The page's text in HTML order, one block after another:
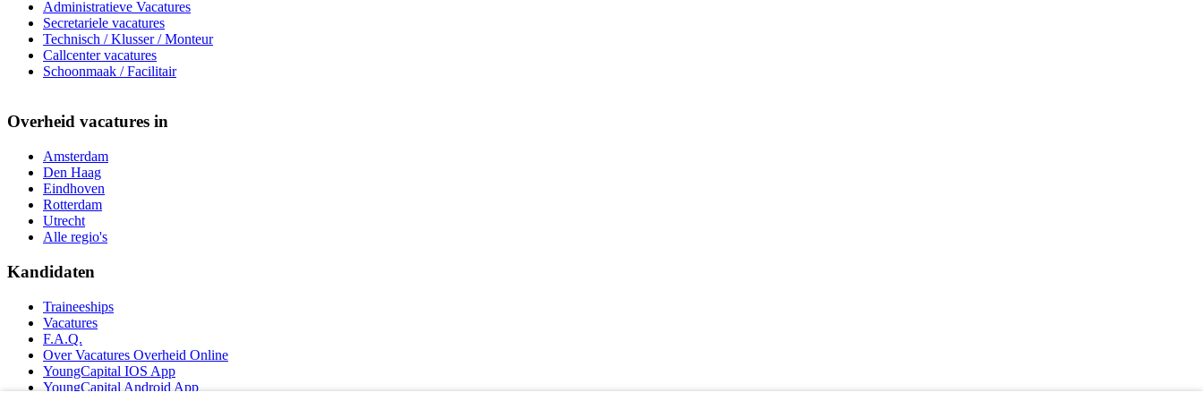
Administratieve Vacatures
Secretariele vacatures
Technisch / Klusser / Monteur
Callcenter vacatures
Schoonmaak / Facilitair
Overheid vacatures in
Amsterdam
Den Haag
Eindhoven
Rotterdam
Utrecht
Alle regio's
Kandidaten
Traineeships
Vacatures
F.A.Q.
Over Vacatures Overheid Online
YoungCapital IOS App
YoungCapital Android App